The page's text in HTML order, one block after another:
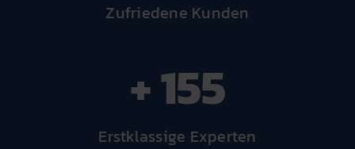
Zufriedene Kunden
+ 155
Erstklassige Experten